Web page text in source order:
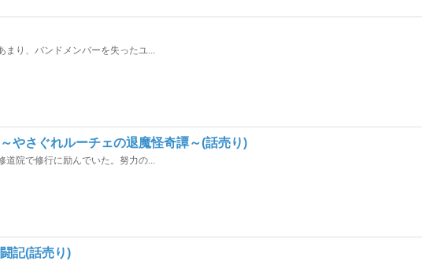
まり、バンドメンバーを失ったユ...
やさぐれルーチェの退魔怪奇譚～(話売り)
道院で修行に励んでいた。努力の...
記(話売り)